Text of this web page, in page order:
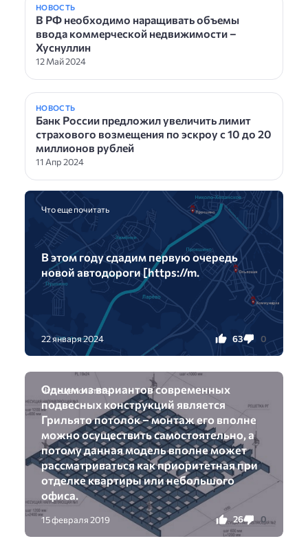
НОВОСТЬ
В РФ необходимо наращивать объемы
ввода коммерческой недвижимости –
Хуснуллин
12 Май 2024
НОВОСТЬ
Банк России предложил увеличить лимит
страхового возмещения по эскроу с 10 до 20
миллионов рублей
11 Апр 2024
Что еще почитать
В этом году сдадим первую очередь
новой автодороги [https://m.
22 января 2024 63 0
Что еще почитать
Одним из вариантов современных
подвесных конструкций является
Грильято потолок – монтаж его вполне
можно осуществить самостоятельно, а
потому данная модель вполне может
рассматриваться как приоритетная при
отделке квартиры или небольшого
офиса.
15 февраля 2019 26 0